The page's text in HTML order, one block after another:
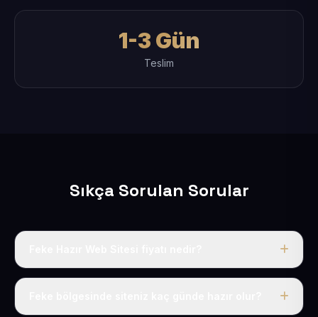
1-3 Gün
Teslim
Sıkça Sorulan Sorular
Tek fiyat uygulanır: yıllık 50 USD + KDV. Bu bedele alan